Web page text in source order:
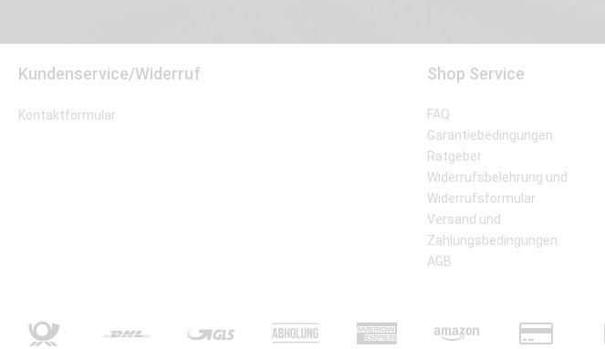
Kundenservice/Widerruf
Kontaktformular
Shop Service
FAQ
Garantiebedingungen
Ratgeber
Widerrufsbelehrung und
Widerrufsformular
Versand und
Zahlungsbedingungen
AGB